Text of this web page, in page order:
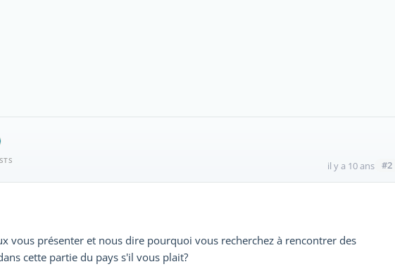
il y a 10 ans #2
vous présenter et nous dire pourquoi vous recherchez à rencontrer des
cette partie du pays s'il vous plait?